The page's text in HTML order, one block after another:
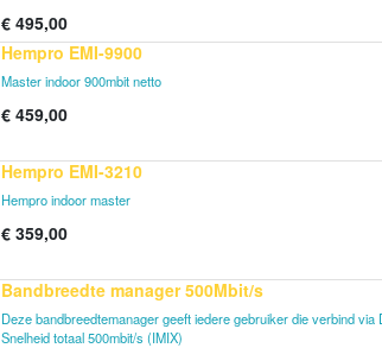
€ 495,00
Hempro EMI-9900
Master indoor 900mbit netto
€ 459,00
Hempro EMI-3210
Hempro indoor master
€ 359,00
Bandbreedte manager 500Mbit/s
Deze bandbreedtemanager geeft iedere gebruiker die verbind via
Snelheid totaal 500mbit/s (IMIX)